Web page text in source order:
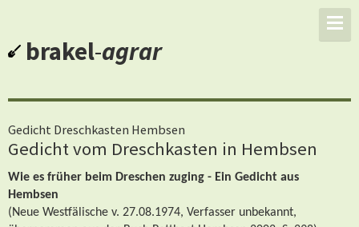
brakel-agrar
Gedicht Dreschkasten Hembsen
Gedicht vom Dreschkasten in Hembsen
Wie es früher beim Dreschen zuging - Ein Gedicht aus
Hembsen
(Neue Westfälische v. 27.08.1974, Verfasser unbekannt,